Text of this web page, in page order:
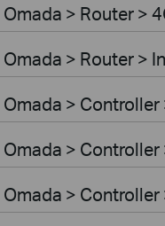
> Router >
> Router >
>
> Controller
> Controller